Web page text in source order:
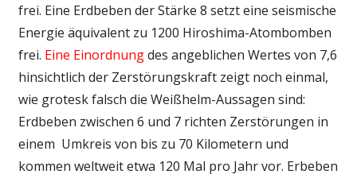
frei. Eine Erdbeben der Stärke 8 setzt eine seismische
Energie äquivalent zu 1200 Hiroshima-Atombomben
frei. Eine Einordnungdes angeblichen Wertes von 7,6
hinsichtlich der Zerstörungskraft zeigt noch einmal,
wie grotesk falsch die Weißhelm-Aussagen sind:
Erdbeben zwischen 6 und 7 richten Zerstörungen in
einem Umkreis von bis zu 70 Kilometern und
kommen weltweit etwa 120 Mal pro Jahr vor. Erbeben